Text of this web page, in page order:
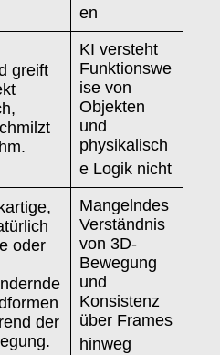
en
greift
KI versteht
Funktionswe
ise von
Objekten
und
physikalisch
e Logik nicht
oder
der
Mangelndes
Verständnis
von 3D-
Bewegung
und
Konsistenz
über Frames
hinweg